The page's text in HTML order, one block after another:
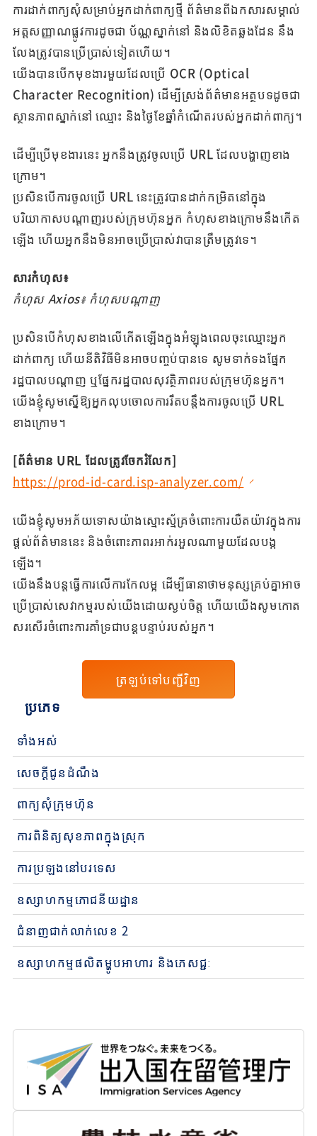
ការដាក់ពាក្យសុំសម្រាប់អ្នកដាក់ពាក្យថ្មី ព័ត៌មានពីឯកសារសម្គាល់
អត្តសញ្ញាណផ្លូវការដូចជា ប័ណ្ណស្នាក់នៅ និងលិខិតឆ្លងដែន នឹង
លែងត្រូវបានប្រើប្រាស់ទៀតហើយ។
យើង​បាន​បើក​មុខងារ​មួយ​ដែល​ប្រើ OCR (Optical
Character Recognition) ដើម្បី​ស្រង់​ព័ត៌មាន​អត្ថបទ​ដូចជា​
ស្ថានភាព​ស្នាក់នៅ ឈ្មោះ និង​ថ្ងៃខែ​ឆ្នាំ​កំណើត​របស់​អ្នកដាក់ពាក្យ។
ដើម្បីប្រើមុខងារនេះ អ្នកនឹងត្រូវចូលប្រើ URL ដែលបង្ហាញខាង
ក្រោម។
ប្រសិនបើការចូលប្រើ URL នេះត្រូវបានដាក់កម្រិតនៅក្នុង
បរិយាកាសបណ្តាញរបស់ក្រុមហ៊ុនអ្នក កំហុសខាងក្រោមនឹងកើត
ឡើង ហើយអ្នកនឹងមិនអាចប្រើប្រាស់វាបានត្រឹមត្រូវទេ។
សារកំហុស៖
កំហុស Axios៖ កំហុសបណ្តាញ
ប្រសិនបើកំហុសខាងលើកើតឡើងក្នុងអំឡុងពេលចុះឈ្មោះអ្នក
ដាក់ពាក្យ ហើយនីតិវិធីមិនអាចបញ្ចប់បានទេ សូមទាក់ទងផ្នែក
រដ្ឋបាលបណ្តាញ ឬផ្នែករដ្ឋបាលសុវត្ថិភាពរបស់ក្រុមហ៊ុនអ្នក។
យើងខ្ញុំសូមស្នើឱ្យអ្នកលុបចោលការរឹតបន្តឹងការចូលប្រើ URL
ខាងក្រោម។
[ព័ត៌មាន URL ដែលត្រូវចែករំលែក]
https://prod-id-card.isp-analyzer.com/
យើងខ្ញុំសូមអភ័យទោសយ៉ាងស្មោះស្ម័គ្រចំពោះការយឺតយ៉ាវក្នុងការ
ផ្តល់ព័ត៌មាននេះ និងចំពោះភាពរអាក់រអួលណាមួយដែលបង្ក
ឡើង។
យើងនឹងបន្តធ្វើការលើការកែលម្អ ដើម្បីធានាថាមនុស្សគ្រប់គ្នាអាច
ប្រើប្រាស់សេវាកម្មរបស់យើងដោយស្ងប់ចិត្ត ហើយយើងសូមកោត
សរសើរចំពោះការគាំទ្រជាបន្តបន្ទាប់របស់អ្នក។
ត្រឡប់ទៅបញ្ជីវិញ
ប្រភេទ
ទាំងអស់
សេចក្តីជូនដំណឹង
ពាក្យសុំក្រុមហ៊ុន
ការពិនិត្យសុខភាពក្នុងស្រុក
ការប្រឡងនៅបរទេស
ឧស្សាហកម្មភោជនីយដ្ឋាន
ជំនាញជាក់លាក់លេខ 2
ឧស្សាហកម្មផលិតម្ហូបអាហារ និងភេសជ្ជៈ